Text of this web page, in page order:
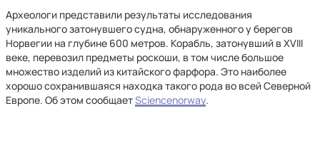
Археологи представили результаты исследования
уникального затонувшего судна, обнаруженного у берегов
Норвегии на глубине 600 метров. Корабль, затонувший в XVIII
веке, перевозил предметы роскоши, в том числе большое
множество изделий из китайского фарфора. Это наиболее
хорошо сохранившаяся находка такого рода во всей Северной
Европе. Об этом сообщаетSciencenorway.